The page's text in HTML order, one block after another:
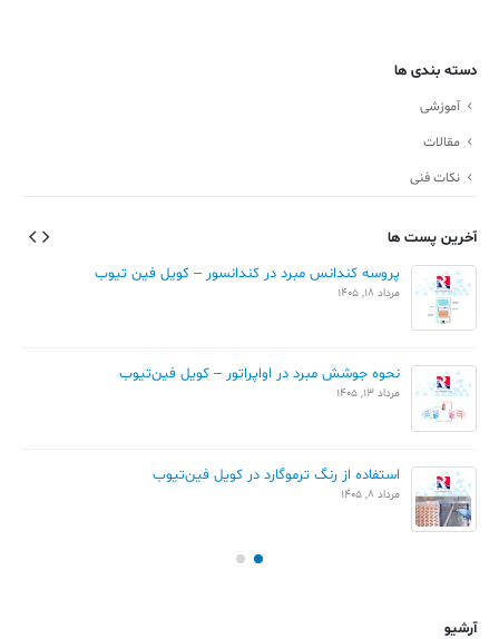
دسته بندی ها
آموزشی
مقالات
نکات فنی
آخرین پست ها
پروسه کندانس مبرد در کندانسور – کویل فین تیوب
مرداد 18, 1405
نحوه جوشش مبرد در اواپراتور – کویل فین‌تیوب
مرداد 13, 1405
استفاده از رنگ ترموگارد در کویل فین‌تیوب
مرداد 8, 1405
آرشیو